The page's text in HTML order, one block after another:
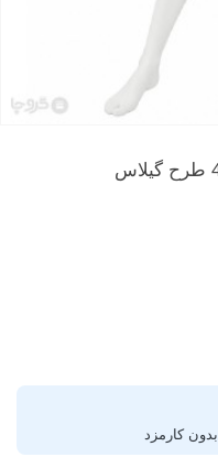
بدون کارمزد